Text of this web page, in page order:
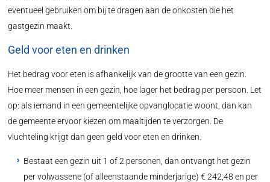
eventueel gebruiken om bij te dragen aan de onkosten die het
gastgezin maakt.
Geld voor eten en drinken
Het bedrag voor eten is afhankelijk van de grootte van een gezin.
Hoe meer mensen in een gezin, hoe lager het bedrag per persoon. Let
op: als iemand in een gemeentelijke opvanglocatie woont, dan kan
de gemeente ervoor kiezen om maaltijden te verzorgen. De
vluchteling krijgt dan geen geld voor eten en drinken.
Bestaat een gezin uit 1 of 2 personen, dan ontvangt het gezin
per volwassene (of alleenstaande minderjarige) € 242,48 en per